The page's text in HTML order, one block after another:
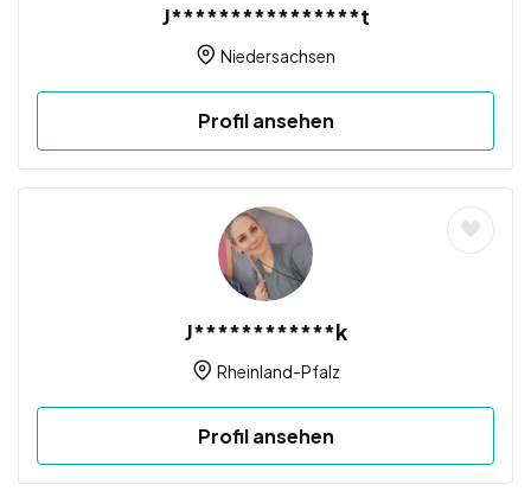
J****************t
Niedersachsen
Profil ansehen
J************k
Rheinland-Pfalz
Profil ansehen